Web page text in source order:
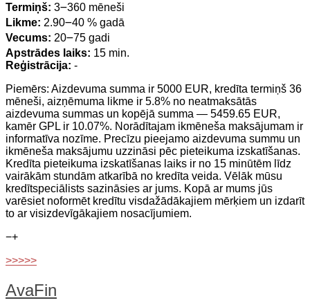
Termiņš: 3౼360 mēneši
Likme: 2.90౼40 % gadā
Vecums: 20౼75 gadi
Apstrādes laiks: 15 min.
Reģistrācija: -
Piemērs: Aizdevuma summa ir 5000 EUR, kredīta termiņš 36
mēneši, aizņēmuma likme ir 5.8% no neatmaksātās
aizdevuma summas un kopējā summa — 5459.65 EUR,
kamēr GPL ir 10.07%. Norādītajam ikmēneša maksājumam ir
informatīva nozīme. Precīzu pieejamo aizdevuma summu un
ikmēneša maksājumu uzzināsi pēc pieteikuma izskatīšanas.
Kredīta pieteikuma izskatīšanas laiks ir no 15 minūtēm līdz
vairākām stundām atkarībā no kredīta veida. Vēlāk mūsu
kredītspeciālists sazināsies ar jums. Kopā ar mums jūs
varēsiet noformēt kredītu visdažādākajiem mērķiem un izdarīt
to ar visizdevīgākajiem nosacījumiem.
−+
>>>>>
AvaFin